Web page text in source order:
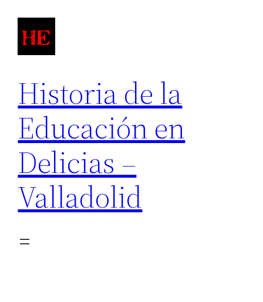
contenido
Historia de la
Educación en
Delicias –
Valladolid